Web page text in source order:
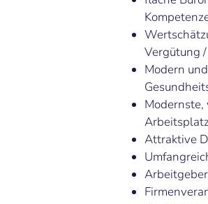
Vergütung
Modern
Attraktive